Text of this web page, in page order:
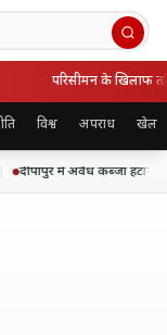
परिसीमन के खिलाफ
विश्व अपराध खेल
दीपापुर में अवैध कब्जा हटाने